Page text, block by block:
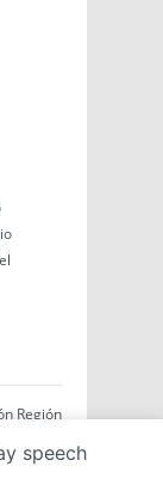
Región
de este
speech